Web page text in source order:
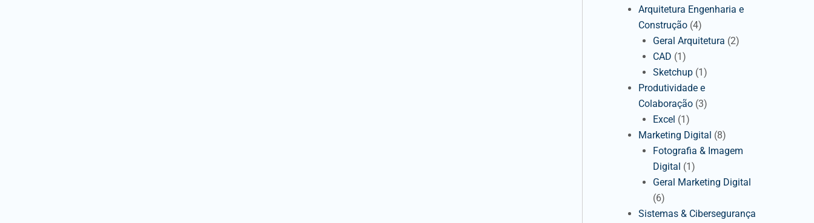
Arquitetura Engenharia e
Construção (4)
Geral Arquitetura (2)
CAD (1)
Sketchup (1)
Produtividade e
Colaboração (3)
Excel (1)
Marketing Digital (8)
Fotografia & Imagem
Digital (1)
Geral Marketing Digital
(6)
Sistemas & Cibersegurança